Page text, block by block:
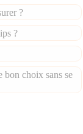
?
?
bon choix sans se